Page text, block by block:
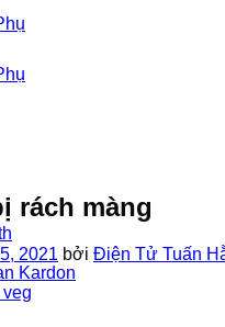
Kardon
rách màng
2021 bởi Điện Tử Tuấn